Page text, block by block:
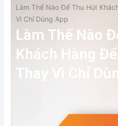
Làm Thế Nào Để Thu Hút
Vì Chỉ Dùng App
Làm Thế Nào
Khách Hàng
Thay Vì Chỉ